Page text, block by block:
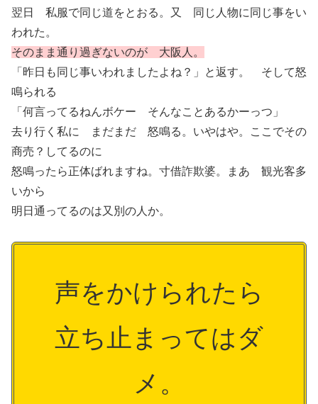
翌日 私服で同じ道をとおる。又 同じ人物に同じ事をい
われた。
そのまま通り過ぎないのが 大阪人。
「昨日も同じ事いわれましたよね？」と返す。 そして怒
鳴られる
「何言ってるねんボケー そんなことあるかーっつ」
去り行く私に まだまだ 怒鳴る。いやはや。ここでその
商売？してるのに
怒鳴ったら正体ばれますね。寸借詐欺婆。まあ 観光客多
いから
明日通ってるのは又別の人か。
声をかけられたら
立ち止まってはダ
メ。